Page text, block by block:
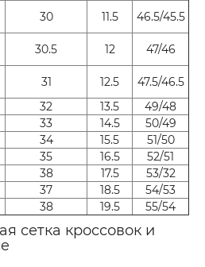
30 11.5
46.5/45.5
30.5 12
47/46
31 12.5
47.5/46.5
32 13.5
49/48
33 14.5
50/49
34 15.5
51/50
35 16.5
52/51
38 17.5
53/32
37 18.5
54/53
38 19.5 55/54
сетка кроссовок и